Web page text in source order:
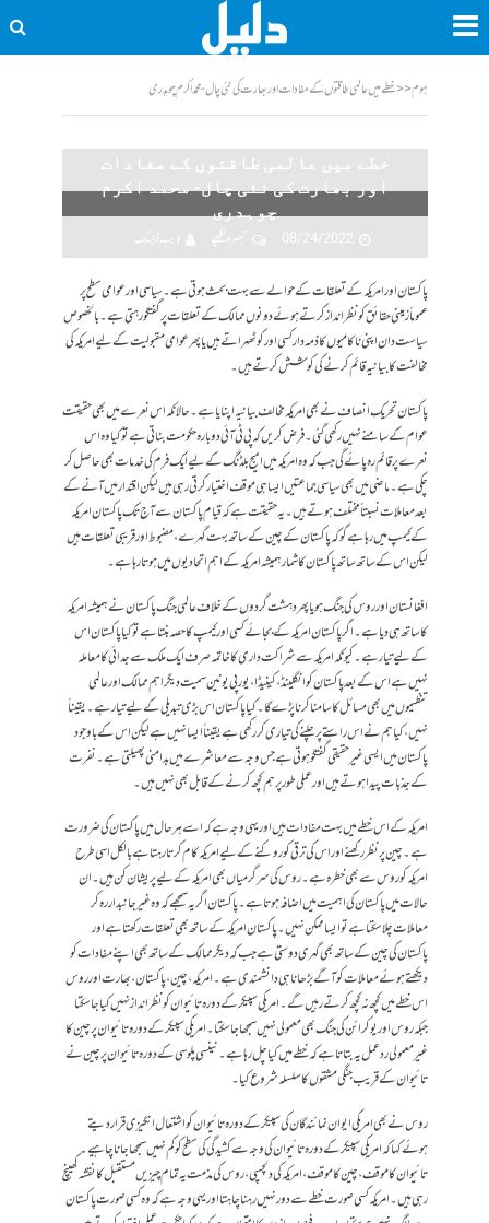
ہوم<<خطے میں عالمی طاقتوں کے مفادات اور بھارت کی نئی چال- محمد اکرم چوہدری
خطے میں عالمی طاقتوں کے مفادات
اور بھارت کی نئی چال- محمد اکرم
چوہدری
08/24/2022
تبصرہ لکھیے ویب ڈیسک
پاکستان اور امریکہ کے تعلقات کے حوالے سے بہت بحث ہوتی ہے۔ سیاسی اور عوامی سطح پر
عموماً زمینی حقائق کو نظر انداز کرتے ہوئے دونوں ممالک کے تعلقات پر گفتگو رہتی ہے۔ بالخصوص
سیاست دان اپنی ناکامیوں کا ذمہ دار کسی اور کو ٹھہراتے ہیں یا پھر عوامی مقبولیت کے لیے امریکہ کی
مخالفت کا بیانیہ قائم کرنے کی کوشش کرتے ہیں۔
پاکستان تحریکِ انصاف نے بھی امریکہ مخالف بیانیہ اپنایا ہے۔ حالانکہ اس نعرے میں بھی حقیقت
عوام کے سامنے نہیں رکھی گئی۔ فرض کریں کہ پی ٹی آئی دوبارہ حکومت بناتی ہے تو کیا وہ اس
نعرے پر قائم رہ پائے گی جب کہ وہ امریکہ میں امیج بلڈنگ کے لیے ایک فرم کی خدمات بھی حاصل کر
چکی ہے۔ ماضی میں بھی سیاسی جماعتیں ایسا ہی موقف اختیار کرتی رہی ہیں لیکن اقتدار میں آنے کے
بعد معاملات نسبتاً مختلف ہوتے ہیں۔ یہ حقیقت ہے کہ قیام پاکستان سے آج تک پاکستان امریکہ
کے کیمپ میں رہا ہے گوکہ پاکستان کے چین کے ساتھ بہت گہرے ، مضبوط اور قریبی تعلقات ہیں
لیکن اس کے ساتھ ساتھ پاکستان کا شمار ہمیشہ امریکہ کے اہم اتحادیوں میں ہوتا رہا ہے۔
افغانستان اور روس کی جنگ ہو یا پھر دہشت گردوں کے خلاف عالمی جنگ پاکستان نے ہمیشہ امریکہ
کا ساتھ ہی دیا ہے۔ اگر پاکستان امریکہ کے بجائے کسی اور کیمپ کا حصہ بنتا ہے تو کیا پاکستان اس
کے لیے تیار ہے۔ کیونکہ امریکہ سے شراکت داری کا خاتمہ صرف ایک ملک سے جدائی کا معاملہ
نہیں ہے اس کے بعد پاکستان کو انگلینڈ، کینیڈا، یورپی یونین سمیت دیگر اہم ممالک اور عالمی
تنظیموں میں بھی مسائل کا سامنا کرنا پڑے گا۔ کیا پاکستان اس بڑی تبدیلی کے لیے تیار ہے۔ یقیناً
نہیں، کیا ہم نے اس راستے پر چلنے کی تیاری کر رکھی ہے یقیناً ایسا نہیں ہے لیکن اس کے باوجود
پاکستان میں ایسی غیر حقیقی گفتگو ہوتی ہے جس وجہ سے معاشرے میں بدامنی پھیلتی ہے۔ نفرت
کے جذبات پیدا ہوتے ہیں اور عملی طور پر ہم کچھ کرنے کے قابل بھی نہیں ہیں۔
امریکہ کے اس خطے میں بہت مفادات ہیں اور یہی وجہ ہے کہ اسے ہر حال میں پاکستان کی ضرورت
ہے۔ چین پر نظر رکھنے اور اس کی ترقی کو روکنے کے لیے امریکہ کام کرتا رہتا ہے بالکل اسی طرح
امریکہ کو روس سے بھی خطرہ ہے۔ روس کی سرگرمیاں بھی امریکہ کے لیے پریشان کن ہیں۔ ان
حالات میں پاکستان کی اہمیت میں اضافہ ہوتا ہے۔ پاکستان اگر یہ سمجھے کہ وہ غیر جانبدار رہ کر
معاملات چلا سکتا ہے تو ایسا ممکن نہیں۔ پاکستان امریکہ کے ساتھ بھی تعلقات رکھتا ہے اور
پاکستان کی چین کے ساتھ بھی گہری دوستی ہے جب کہ دیگر ممالک کے ساتھ بھی اپنے مفادات کو
دیکھتے ہوئے معاملات کو آگے بڑھانا ہی دانشمندی ہے۔ امریکہ، چین، پاکستان، بھارت اور روس
اس خطے میں کچھ نہ کچھ کرتے رہیں گے۔ امریکی سپیکر کے دورہ تائیوان کو نظر انداز نہیں کیا جا سکتا
جبکہ روس اور یوکرائن کی جنگ بھی معمولی نہیں سمجھا جا سکتا۔ امریکی سپیکر کے دورہ تائیوان پر چین کا
غیر معمولی ردعمل یہ بتاتا ہے کہ خطے میں کیا چل رہا ہے۔ نینسی پلوسی کے دورہ تائیوان پر چین نے
تائیوان کے قریب جنگی مشقوں کا سلسلہ شروع کیا۔
روس نے بھی امریکی ایوان نمائندگان کی سپیکر کے دورہ تائیوان کو اشتعال انگیزی قرار دیتے
ہوئے کہا کہ امریکی سپیکر کے دورہ تائیوان کی وجہ سے کشیدگی کی سطح کو کم نہیں سمجھا جانا چاہیے۔
تائیوان کا موقف، چین کا موقف، امریکہ کی دلچسپی، روس کی مذمت یہ تمام چیزیں مستقبل کا نقشہ کھینچ
رہی ہیں۔ امریکہ کسی صورت خطے سے دور نہیں رہنا چاہتا اور یہی وجہ ہے کہ وہ کسی صورت پاکستان